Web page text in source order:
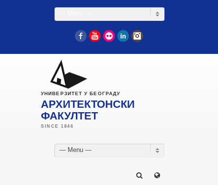
FacebookYouTube
Flickr LinkedIn
УНИВЕРЗИТЕТ У БЕОГРАДУ
АРХИТЕКТОНСКИ
ФАКУЛТЕТ
— Menu —